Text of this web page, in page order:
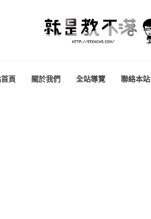
頁 關於我們 全站導覽 聯絡本站